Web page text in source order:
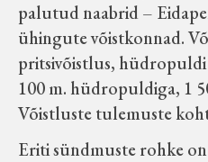
palutud naabrid –
ühingute võistkonnad.
pritsivõistlus, hüdropuldi
100 m. hüdropuldiga, 1
Võistluste tulemuste
Eriti sündmuste rohke